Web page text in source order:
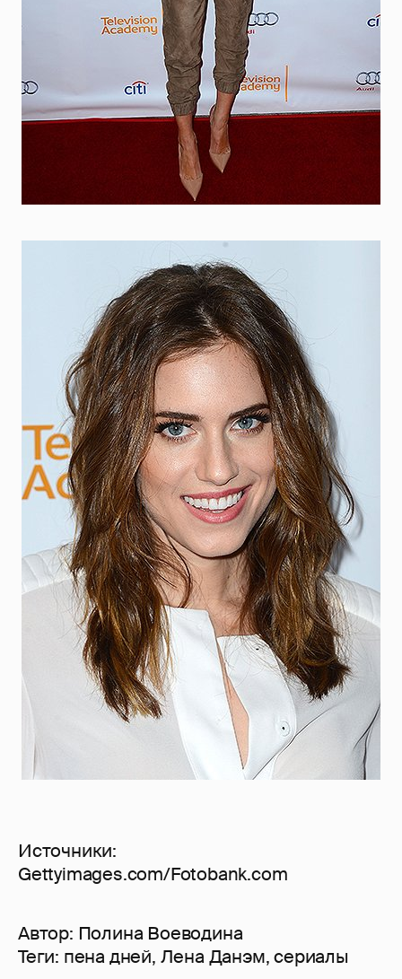
Источники:
Gettyimages.com/Fotobank.com
Автор: Полина Воеводина
Теги: пена дней, Лена Данэм,сериалы